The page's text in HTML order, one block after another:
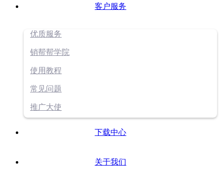
客户服务
优质服务
销帮帮学院
使用教程
常见问题
推广大使
下载中心
关于我们